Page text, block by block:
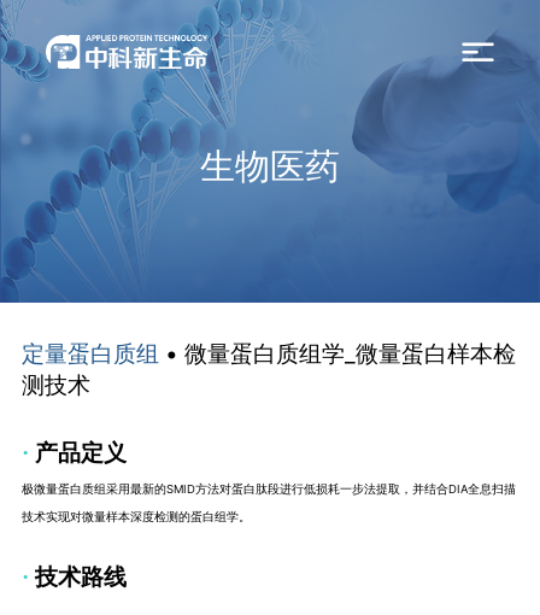
生物医药
定量蛋白质组 • 微量蛋白质组学_微量蛋白样本检
测技术
· 产品定义
极微量蛋白质组采用最新的SMID方法对蛋白肽段进行低损耗一步法提取，并结合DIA全息扫描
技术实现对微量样本深度检测的蛋白组学。
·技术路线